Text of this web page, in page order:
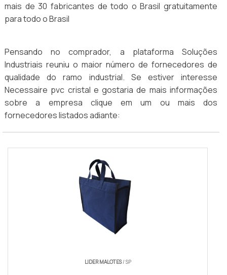
mais de 30 fabricantes de todo o Brasil gratuitamente
para todo o Brasil
Pensando no comprador, a plataforma Soluções
Industriais reuniu o maior número de fornecedores de
qualidade do ramo industrial. Se estiver interesse
Necessaire pvc cristal e gostaria de mais informações
sobre a empresa clique em um ou mais dos
fornecedores listados adiante:
LIDER MALOTES/ SP